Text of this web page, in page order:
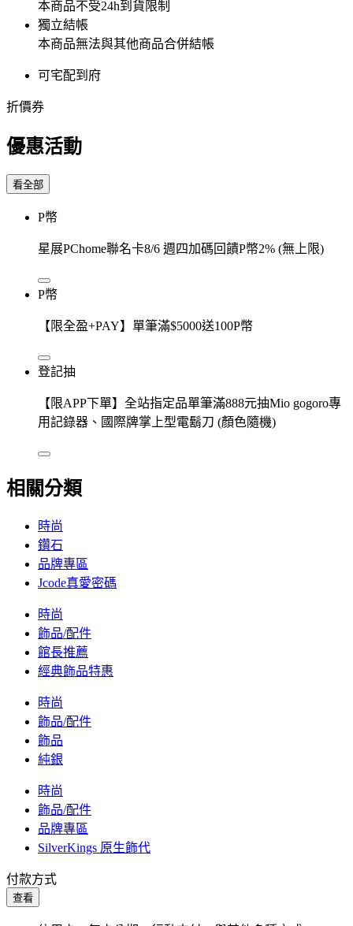
本商品不受24h到貨限制
獨立結帳
本商品無法與其他商品合併結帳
可宅配到府
折價券
優惠活動
看全部
P幣
星展PChome聯名卡8/6 週四加碼回饋P幣2% (無上限)
P幣
【限全盈+PAY】單筆滿$5000送100P幣
登記抽
【限APP下單】全站指定品單筆滿888元抽Mio gogoro專
用記錄器、國際牌掌上型電鬍刀 (顏色隨機)
相關分類
時尚
鑽石
品牌專區
Jcode真愛密碼
時尚
飾品/配件
館長推薦
經典飾品特惠
時尚
飾品/配件
飾品
純銀
時尚
飾品/配件
品牌專區
SilverKings 原生飾代
付款方式
查看